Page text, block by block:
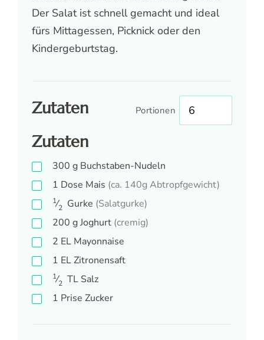
Der Salat ist schnell gemacht und ideal
fürs Mittagessen, Picknick oder den
Kindergeburtstag.
Zutaten Portionen
Zutaten
300 g Buchstaben-Nudeln
1 Dose Mais (ca. 140g Abtropfgewicht)
1⁄2 Gurke (Salatgurke)
200 gJoghurt (cremig)
2 EL Mayonnaise
1 ELZitronensaft
1⁄2 TL Salz
1 Prise Zucker